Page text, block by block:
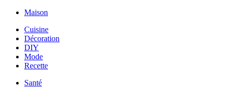
Maison
Cuisine
Décoration
DIY
Mode
Recette
Santé